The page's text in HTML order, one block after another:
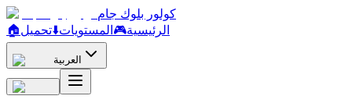
كولور بلوك جام
🏠
الرئيسية🎮 المستويات⬇️تحميل
العربية